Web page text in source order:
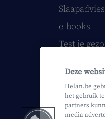
Slaapadvies
e-books
Test je
Helan
Deze
Helan.be
het gebruik
partners
media